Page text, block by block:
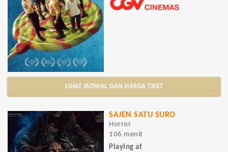
LIHAT JADWAL DAN HARGA TIKET
SAJEN SATU SURO
Horror
106 menit
Playing at